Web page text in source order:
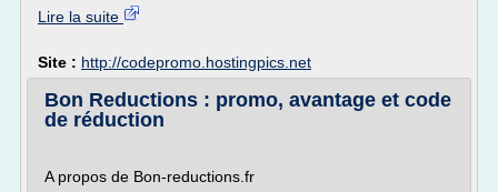
Lire la suite
Site : http://codepromo.hostingpics.net
Bon Reductions : promo, avantage et code
de réduction
A propos de Bon-reductions.fr